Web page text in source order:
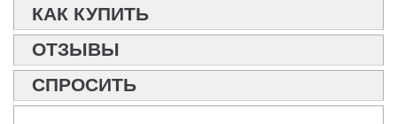
КАК КУПИТЬ
ОТЗЫВЫ
СПРОСИТЬ